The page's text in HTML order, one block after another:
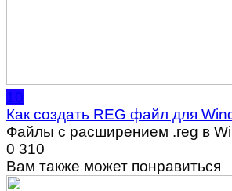
10
Как создать REG файл для
Файлы с расширением .reg в
0 310
Вам также может понравиться